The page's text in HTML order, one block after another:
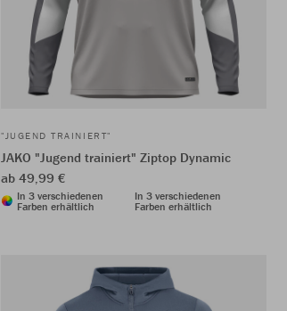
"JUGEND TRAINIERT"
JAKO "Jugend trainiert" Ziptop Dynamic
ab 49,99 €
In 3 verschiedenen
Farben erhältlich
In 3 verschiedenen
Farben erhältlich